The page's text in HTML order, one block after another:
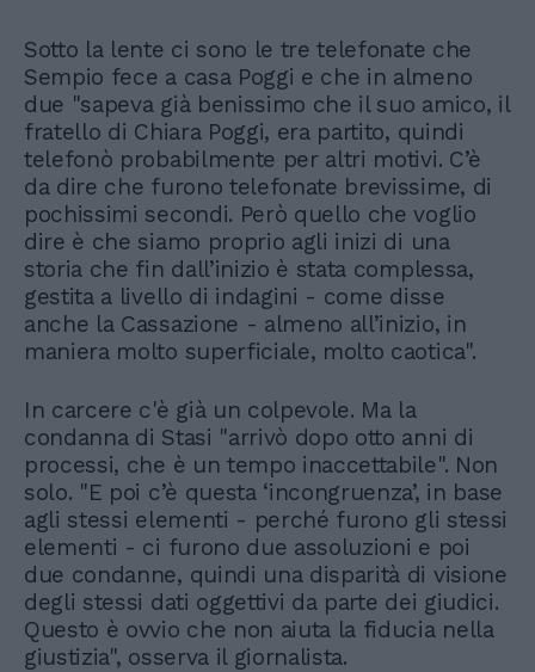
Sotto la lente ci sono le tre telefonate che
Sempio fece a casa Poggi e che in almeno
due "sapeva già benissimo che il suo amico, il
fratello di Chiara Poggi, era partito, quindi
telefonò probabilmente per altri motivi. C’è
da dire che furono telefonate brevissime, di
pochissimi secondi. Però quello che voglio
dire è che siamo proprio agli inizi di una
storia che fin dall’inizio è stata complessa,
gestita a livello di indagini - come disse
anche la Cassazione - almeno all’inizio, in
maniera molto superficiale, molto caotica".
In carcere c'è già un colpevole. Ma la
condanna di Stasi "arrivò dopo otto anni di
processi, che è un tempo inaccettabile". Non
solo. "E poi c’è questa ‘incongruenza’, in base
agli stessi elementi - perché furono gli stessi
elementi - ci furono due assoluzioni e poi
due condanne, quindi una disparità di visione
degli stessi dati oggettivi da parte dei giudici.
Questo è ovvio che non aiuta la fiducia nella
giustizia", osserva il giornalista.